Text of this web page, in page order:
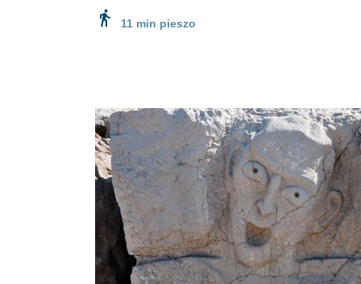
directions_walk 11 min pieszo